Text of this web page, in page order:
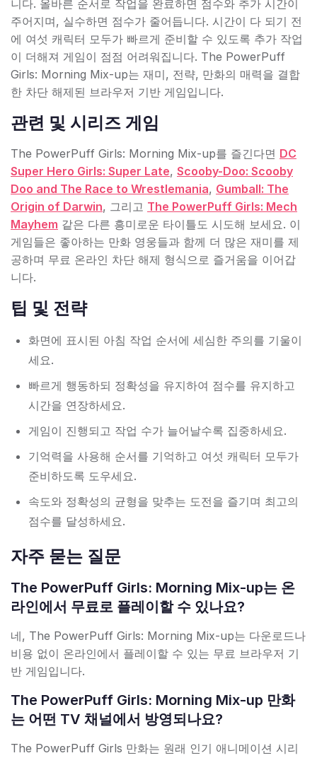
니다. 올바른 순서로 작업을 완료하면 점수와 추가 시간이
주어지며, 실수하면 점수가 줄어듭니다. 시간이 다 되기 전
에 여섯 캐릭터 모두가 빠르게 준비할 수 있도록 추가 작업
이 더해져 게임이 점점 어려워집니다. The PowerPuff
Girls: Morning Mix-up는 재미, 전략, 만화의 매력을 결합
한 차단 해제된 브라우저 기반 게임입니다.
관련 및 시리즈 게임
The PowerPuff Girls: Morning Mix-up를 즐긴다면 DC
Super Hero Girls: Super Late, Scooby-Doo: Scooby
Doo and The Race to Wrestlemania, Gumball: The
Origin of Darwin, 그리고 The PowerPuff Girls: Mech
Mayhem 같은 다른 흥미로운 타이틀도 시도해 보세요. 이
게임들은 좋아하는 만화 영웅들과 함께 더 많은 재미를 제
공하며 무료 온라인 차단 해제 형식으로 즐거움을 이어갑
니다.
팁 및 전략
화면에 표시된 아침 작업 순서에 세심한 주의를 기울이
세요.
빠르게 행동하되 정확성을 유지하여 점수를 유지하고
시간을 연장하세요.
게임이 진행되고 작업 수가 늘어날수록 집중하세요.
기억력을 사용해 순서를 기억하고 여섯 캐릭터 모두가
준비하도록 도우세요.
속도와 정확성의 균형을 맞추는 도전을 즐기며 최고의
점수를 달성하세요.
자주 묻는 질문
The PowerPuff Girls: Morning Mix-up는 온
라인에서 무료로 플레이할 수 있나요?
네, The PowerPuff Girls: Morning Mix-up는 다운로드나
비용 없이 온라인에서 플레이할 수 있는 무료 브라우저 기
반 게임입니다.
The PowerPuff Girls: Morning Mix-up 만화
는 어떤 TV 채널에서 방영되나요?
The PowerPuff Girls 만화는 원래 인기 애니메이션 시리